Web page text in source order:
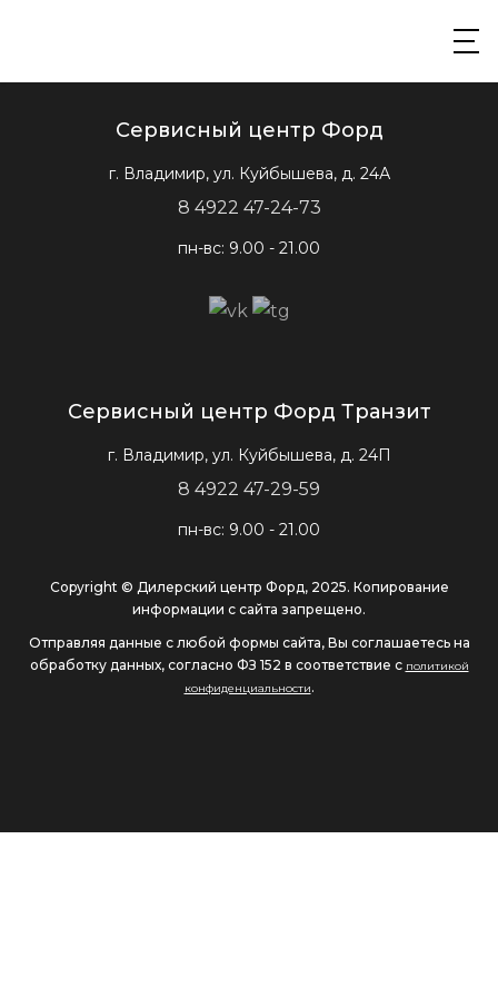
Сервисный центр Форд
г. Владимир, ул. Куйбышева, д. 24А
8 4922 47-24-73
пн-вс: 9.00 - 21.00
Сервисный центр Форд Транзит
г. Владимир, ул. Куйбышева, д. 24П
8 4922 47-29-59
пн-вс: 9.00 - 21.00
Copyright © Дилерский центр Форд, 2025. Копирование
информации с сайта запрещено.
Отправляя данные с любой формы сайта, Вы соглашаетесь на
обработку данных, согласно ФЗ 152 в соответствие с политикой
конфиденциальности.